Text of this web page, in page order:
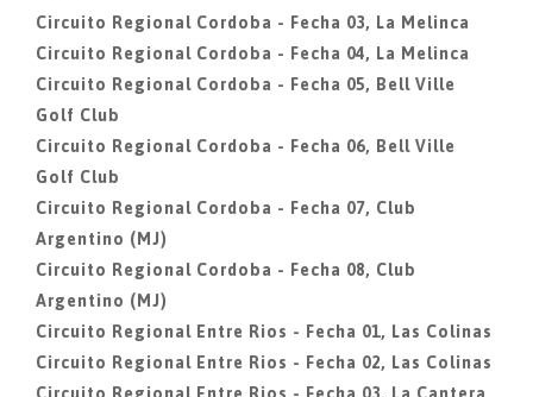
Circuito Regional Cordoba - Fecha 03, La Melinca
Circuito Regional Cordoba - Fecha 04, La Melinca
Circuito Regional Cordoba - Fecha 05, Bell Ville
Golf Club
Circuito Regional Cordoba - Fecha 06, Bell Ville
Golf Club
Circuito Regional Cordoba - Fecha 07, Club
Argentino (MJ)
Circuito Regional Cordoba - Fecha 08, Club
Argentino (MJ)
Circuito Regional Entre Rios - Fecha 01, Las Colinas
Circuito Regional Entre Rios - Fecha 02, Las Colinas